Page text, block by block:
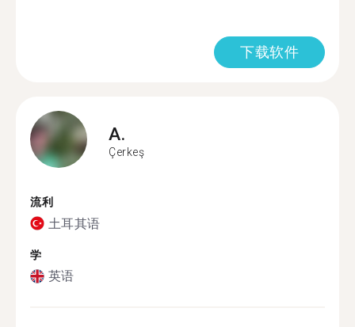
下载软件
A.
Çerkeş
流利
土耳其语
学
英语